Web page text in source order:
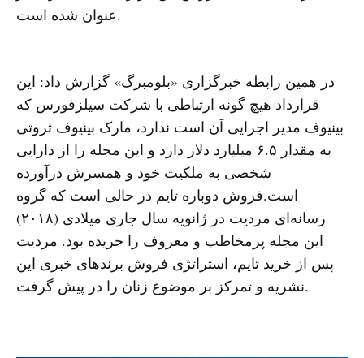
عنوان شده است.
در همین رابطه خبرگزاری «بلومبرگ» گزارش داد: این
قرارداد هیچ گونه ارتباطی با شرکت سیلزفورس که
بینیوف مدیر اجرایی آن است ندارد، مارک بینیوف ثروتی
به مقدار ۶.۵ میلیارد دلار دارد و این مجله را از دارایی
شخصی به ملکیت خود و همسرش درآورده
است.فروش دوباره تایم در حالی است که گروه
رسانه‌ای مردیت در ژانویه سال جاری میلادی (۲۰۱۸)
این مجله پرمخاطب و معروف را خریده بود. مردیت
پس از خرید تایم، استراتژی فروش برندهای خبری این
نشریه و تمرکز بر موضوع زنان را در پیش گرفت.